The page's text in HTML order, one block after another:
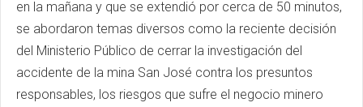
en la mañana y que se extendió por cerca de 50 minutos,
se abordaron temas diversos como la reciente decisión
del Ministerio Público de cerrar la investigación del
accidente de la mina San José contra los presuntos
responsables, los riesgos que sufre el negocio minero